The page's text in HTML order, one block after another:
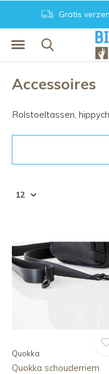
Gratis
Accessoires
Rolstoeltassen,
Quokka
Quokka schouderriem